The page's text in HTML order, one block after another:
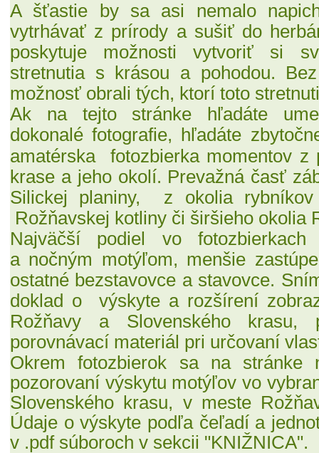
A šťastie by sa asi nemalo
vytrhávať z prírody a sušiť do
poskytuje možnosti vytvoriť si
stretnutia s krásou a pohodou.
možnosť obrali tých, ktorí toto
Ak na tejto stránke
hľadáte
dokonalé fotografie,
hľadáte
amatérska fotozbierka momentov z
krase a jeho okolí. Prevažná časť
Silickej planiny, z okolia
Rožňavskej kotliny či širšieho okolia
Najväčší podiel
vo
a nočným motýľom, menšie
ostatné bezstavovce a stavovce.
doklad o
výskyte a rozšírení
Rožňavy a Slovenského krasu,
porovnávací materiál pri určovaní
Okrem fotozbierok sa na stránke
pozorovaní výskytu motýľov vo
Slovenského krasu, v meste
Údaje o výskyte podľa čeľadí a
v .pdf súboroch v sekcii "KNIŽNICA".